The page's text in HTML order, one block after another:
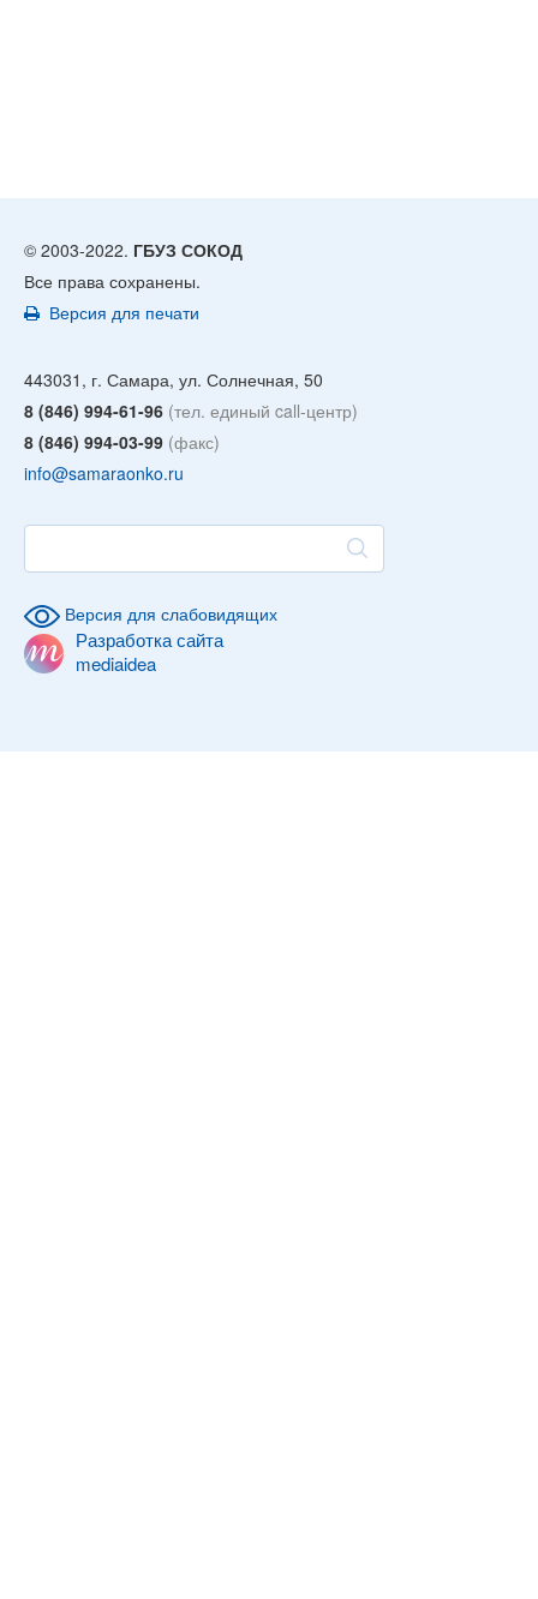
© 2003-2022. ГБУЗ СОКОД
Все права сохранены.
Версия для печати
443031, г. Самара, ул. Солнечная, 50
8 (846) 994-61-96 (тел. единый call-центр)
8 (846) 994-03-99 (факс)
info@samaraonko.ru
Версия для слабовидящих
Разработка сайта
mediaidea